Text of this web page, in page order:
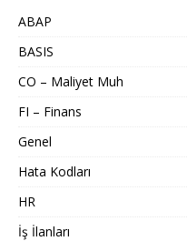
ABAP
BASIS
CO – Maliyet Muh
FI – Finans
Genel
Hata Kodları
HR
İş İlanları